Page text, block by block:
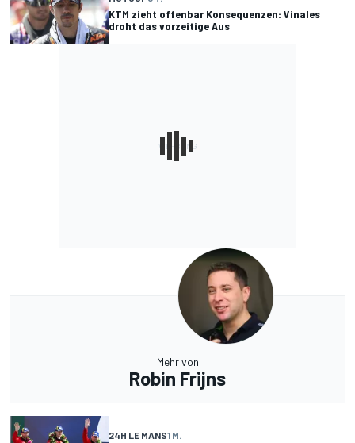
KTM zieht offenbar Konsequenzen: Vinales
droht das vorzeitige Aus
Mehr von
Robin Frijns
24H LE MANS1 M.